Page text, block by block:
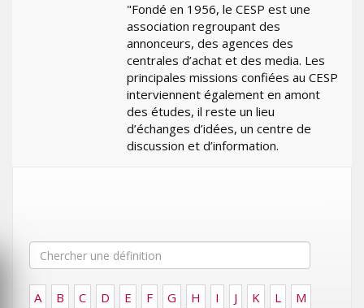
"Fondé en 1956, le CESP est une
association regroupant des
annonceurs, des agences des
centrales d’achat et des media. Les
principales missions confiées au CESP
interviennent également en amont
des études, il reste un lieu
d’échanges d’idées, un centre de
discussion et d’information.
A B C D E F G H I J K L
M